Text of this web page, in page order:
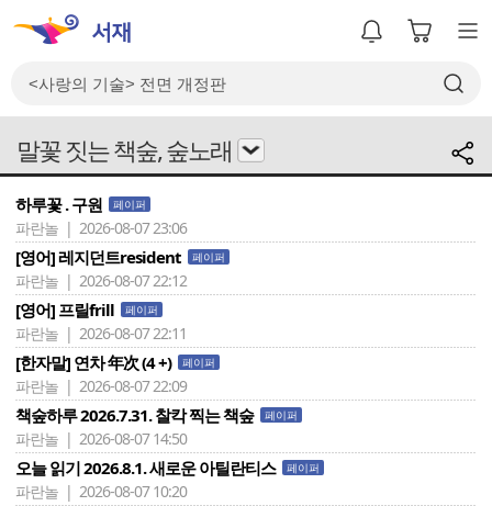
말꽃 짓는 책숲, 숲노래
하루꽃 . 구원 페이퍼
파란놀 | 2026-08-07 23:06
[영어] 레지던트resident 페이퍼
파란놀 | 2026-08-07 22:12
[영어] 프릴frill 페이퍼
파란놀 | 2026-08-07 22:11
[한자말] 연차 年次 (4 +) 페이퍼
파란놀 | 2026-08-07 22:09
책숲하루 2026.7.31. 찰칵 찍는 책숲 페이퍼
파란놀 | 2026-08-07 14:50
오늘 읽기 2026.8.1. 새로운 아틸란티스 페이퍼
파란놀 | 2026-08-07 10:20